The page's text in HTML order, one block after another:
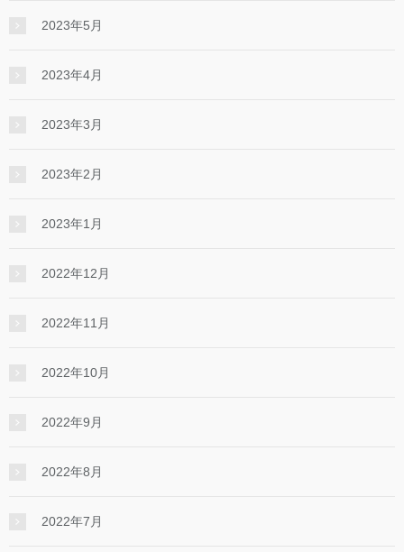
2023年5月
2023年4月
2023年3月
2023年2月
2023年1月
2022年12月
2022年11月
2022年10月
2022年9月
2022年8月
2022年7月